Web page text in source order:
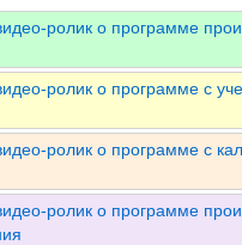
ролик о программе
ролик о программе с
ролик о программе с
ролик о программе